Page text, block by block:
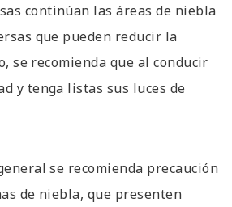
continúan las áreas de niebla
que pueden reducir la
se recomienda que al conducir
y tenga listas sus luces de
se recomienda precaución
de niebla, que presenten